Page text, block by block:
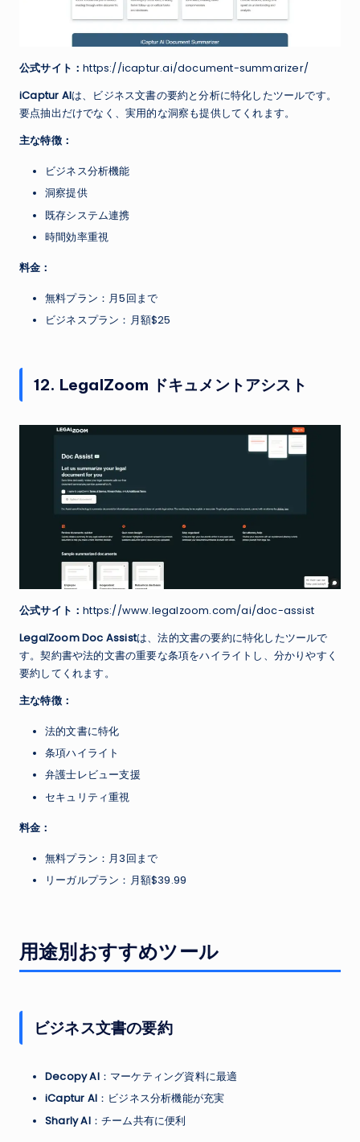
公式サイト：https://icaptur.ai/document-summarizer/
iCaptur AIは、ビジネス文書の要約と分析に特化したツールです。
要点抽出だけでなく、実用的な洞察も提供してくれます。
主な特徴：
ビジネス分析機能
洞察提供
既存システム連携
時間効率重視
料金：
無料プラン：月5回まで
ビジネスプラン：月額$25
12. LegalZoom ドキュメントアシスト
公式サイト：https://www.legalzoom.com/ai/doc-assist
LegalZoom Doc Assistは、法的文書の要約に特化したツールで
す。契約書や法的文書の重要な条項をハイライトし、分かりやすく
要約してくれます。
主な特徴：
法的文書に特化
条項ハイライト
弁護士レビュー支援
セキュリティ重視
料金：
無料プラン：月3回まで
リーガルプラン：月額$39.99
用途別おすすめツール
ビジネス文書の要約
Decopy AI：マーケティング資料に最適
iCaptur AI ：ビジネス分析機能が充実
Sharly AI：チーム共有に便利